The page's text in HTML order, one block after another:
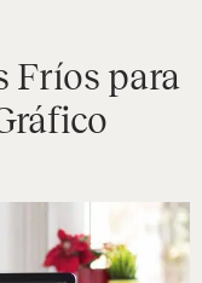
Fríos para